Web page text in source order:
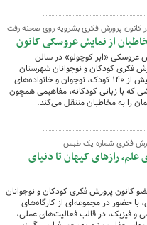
کانون پرورش فکری بشرویه روی صحنه رفت
از نمایش عروسکی کانون
عروسکی «ابر کوچولو» در سالن
فکری کودکان و نوجوانان شهرستان
بشرویه، با استقبال بیش از ۱۴۰ کودک، نوجوان و خانواده‌های
که با زبانی کودکانه، مفاهیمی همچون
را به مخاطبان منتقل می‌کند.
فکری شماره یک طبس
رازهای کیهان تا دنیای
کانون پرورش فکری کودکان و نوجوانان
حضور در مجموعه‌ای از کارگاه‌های
فیزیک، در قالب فعالیت‌های عملی،